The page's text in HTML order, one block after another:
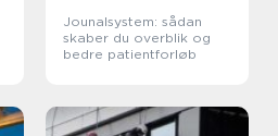
Jounalsystem: sådan
skaber du overblik og
bedre patientforløb